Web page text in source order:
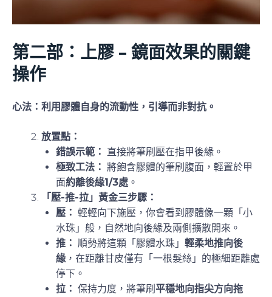
第二部：上膠 – 鏡面效果的關鍵
操作
心法：利用膠體自身的流動性，引導而非對抗。
放置點：
錯誤示範： 直接將筆刷壓在指甲後緣。
極致工法： 將飽含膠體的筆刷腹面，輕置於甲
面約離後緣1/3處 。
「壓-推-拉」黃金三步驟：
壓： 輕輕向下施壓，你會看到膠體像一顆「小
水珠」般，自然地向後緣及兩側擴散開來。
推： 順勢將這顆「膠體水珠」 輕柔地推向後
緣，在距離甘皮僅有「一根髮絲」的極細距離處
停下。
拉： 保持力度，將筆刷 平穩地向指尖方向拖